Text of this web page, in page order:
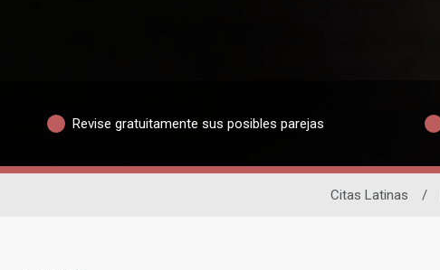
Revise gratuitamente sus posibles parejas
Citas Latinas /